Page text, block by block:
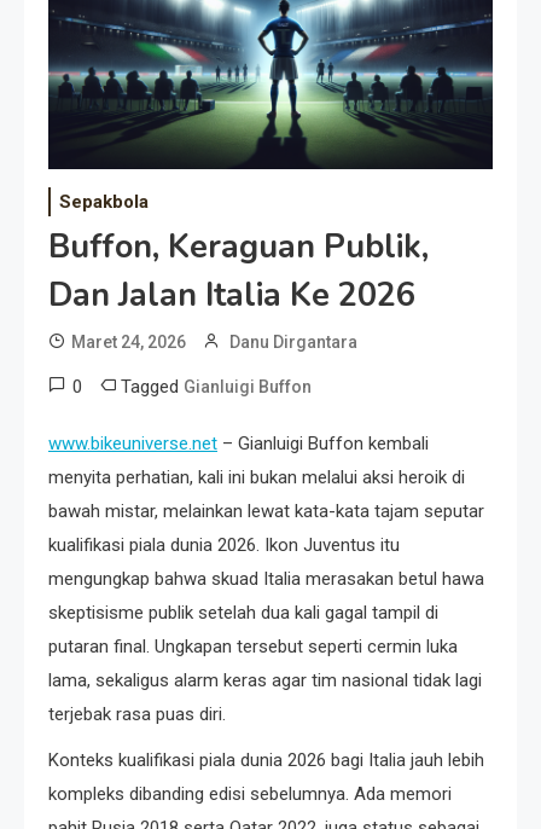
Event Besar
Sepakbola
Buffon, Keraguan Publik,
Dan Jalan Italia Ke 2026
Maret 24, 2026 Danu Dirgantara
0 Tagged Gianluigi Buffon
www.bikeuniverse.net – Gianluigi Buffon kembali
menyita perhatian, kali ini bukan melalui aksi heroik di
bawah mistar, melainkan lewat kata-kata tajam seputar
kualifikasi piala dunia 2026. Ikon Juventus itu
mengungkap bahwa skuad Italia merasakan betul hawa
skeptisisme publik setelah dua kali gagal tampil di
putaran final. Ungkapan tersebut seperti cermin luka
lama, sekaligus alarm keras agar tim nasional tidak lagi
terjebak rasa puas diri.
Konteks kualifikasi piala dunia 2026 bagi Italia jauh lebih
kompleks dibanding edisi sebelumnya. Ada memori